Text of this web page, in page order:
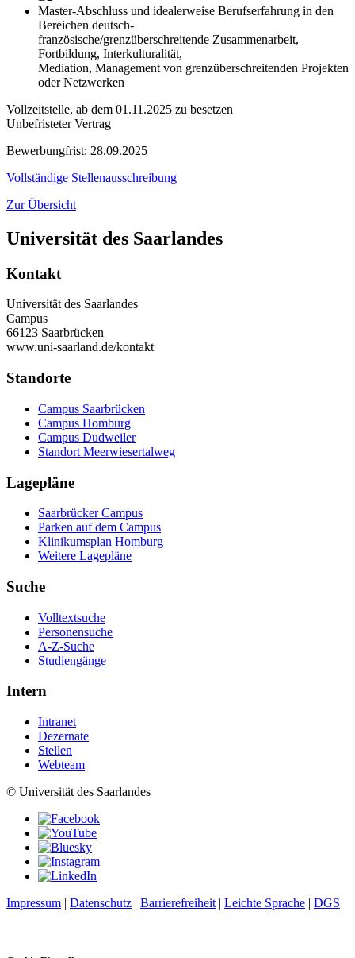
Master-Abschluss und idealerweise Berufserfahrung in den
Bereichen deutsch-
französische/grenzüberschreitende Zusammenarbeit,
Fortbildung, Interkulturalität,
Mediation, Management von grenzüberschreitenden Projekten
oder Netzwerken
Vollzeitstelle, ab dem 01.11.2025 zu besetzen
Unbefristeter Vertrag
Bewerbungfrist: 28.09.2025
Vollständige Stellenausschreibung
Zur Übersicht
Universität des Saarlandes
Kontakt
Universität des Saarlandes
Campus
66123 Saarbrücken
www.uni-saarland.de/kontakt
Standorte
Campus Saarbrücken
Campus Homburg
Campus Dudweiler
Standort Meerwiesertalweg
Lagepläne
Saarbrücker Campus
Parken auf dem Campus
Klinikumsplan Homburg
Weitere Lagepläne
Suche
Volltextsuche
Personensuche
A-Z-Suche
Studiengänge
Intern
Intranet
Dezernate
Stellen
Webteam
© Universität des Saarlandes
Impressum | Datenschutz | Barrierefreiheit | Leichte Sprache | DGS